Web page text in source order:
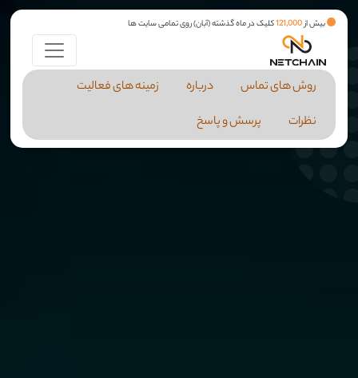
بیش از121,000کلیک در ماه گذشته (آبان) روی تمامی سایت ها
روش های تماس درباره
زمینه های فعالیت
نظرات
پرسش و پاسخ